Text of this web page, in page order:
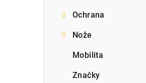
Ochrana
Nože
Mobilita
Značky